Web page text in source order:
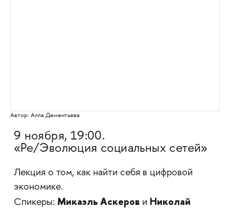
Автор: Алла Дементьева
9 ноября, 19:00.
«Ре/Эволюция социальных сетей»
Лекция о том, как найти себя в цифровой
экономике.
Спикеры: Микаэль Аскерови Николай